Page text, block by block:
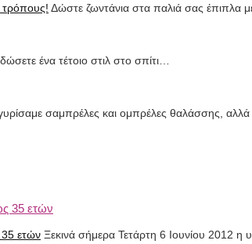
Δώστε ζωντάνια στα παλιά σας έπιπλα
ένα τέτοιο στιλ στο σπίτι…
σαμπρέλες και ομπρέλες θαλάσσης,
35 ετών
Ξεκινά σήμερα Τετάρτη 6 Ιουνίου 2012